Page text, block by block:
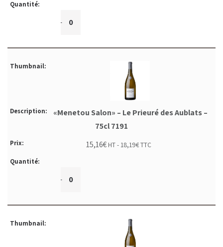
+
«Menetou Salon» – Le Prieuré des Aublats –
75cl 7191
15,16€ HT - 18,19€TTC
+